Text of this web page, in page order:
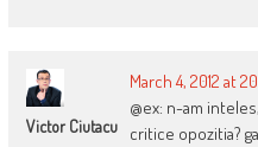
Victor Ciutacu
March 4, 2012 at
@ex: n-am
critice opozitia?